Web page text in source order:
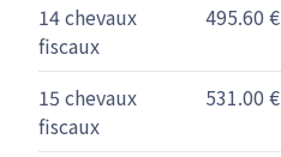
14 chevaux
fiscaux
495.60 €
15 chevaux
fiscaux
531.00 €